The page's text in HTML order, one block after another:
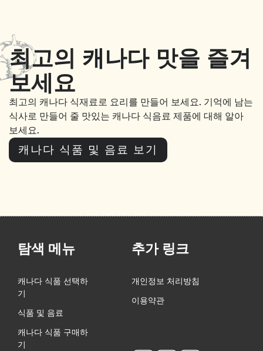
최고의 캐나다 맛을 즐겨
보세요
최고의 캐나다 식재료로 요리를 만들어 보세요. 기억에 남는
식사로 만들어 줄 맛있는 캐나다 식음료 제품에 대해 알아
보세요.
캐나다 식품 및 음료 보기
탐색 메뉴
캐나다 식품 선택하
기
식품 및 음료
캐나다 식품 구매하
기
추가 링크
개인정보 처리방침
이용약관